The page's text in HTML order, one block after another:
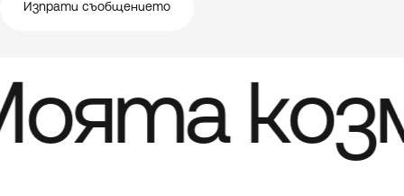
Изпрати съобщението